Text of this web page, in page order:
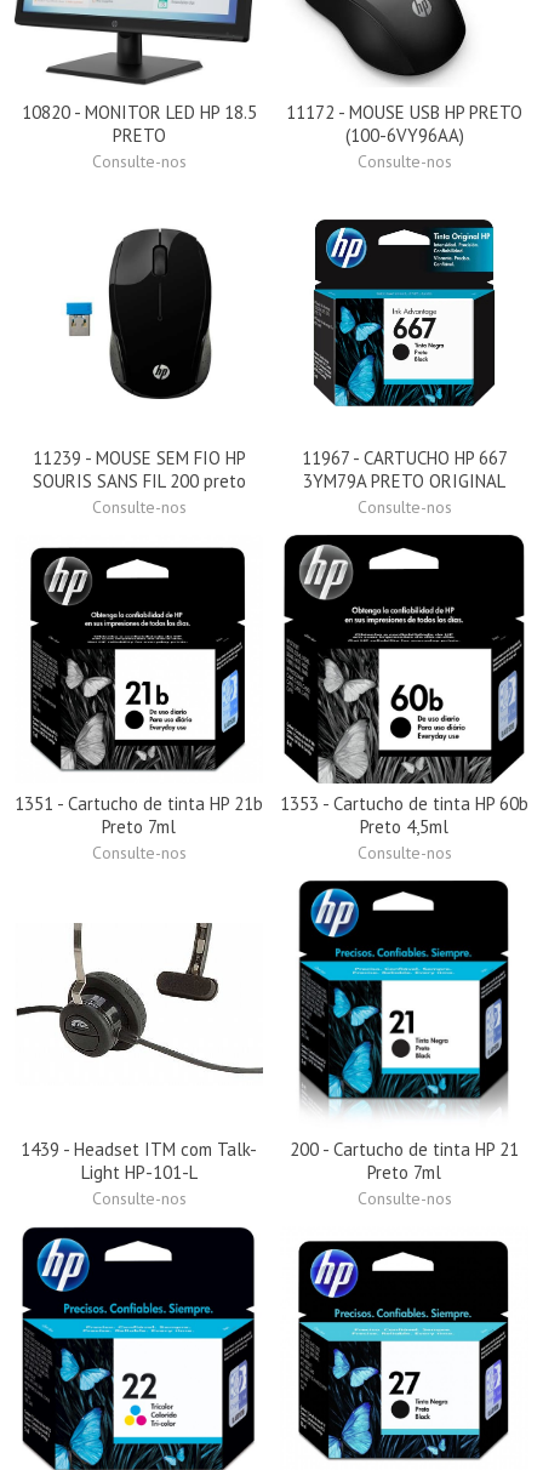
10820 - MONITOR LED HP 18.5
PRETO
Consulte-nos
11172 - MOUSE USB HP PRETO
(100-6VY96AA)
Consulte-nos
11239 - MOUSE SEM FIO HP
SOURIS SANS FIL 200 preto
Consulte-nos
11967 - CARTUCHO HP 667
3YM79A PRETO ORIGINAL
Consulte-nos
1351 - Cartucho de tinta HP 21b
Preto 7ml
Consulte-nos
1353 - Cartucho de tinta HP 60b
Preto 4,5ml
Consulte-nos
1439 - Headset ITM com Talk-
Light HP-101-L
Consulte-nos
200 - Cartucho de tinta HP 21
Preto 7ml
Consulte-nos